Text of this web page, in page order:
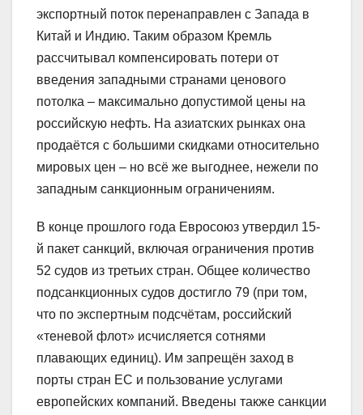
экспортный поток перенаправлен с Запада в
Китай и Индию. Таким образом Кремль
рассчитывал компенсировать потери от
введения западными странами ценового
потолка – максимально допустимой цены на
российскую нефть. На азиатских рынках она
продаётся с большими скидками относительно
мировых цен – но всё же выгоднее, нежели по
западным санкционным ограничениям.
В конце прошлого года Евросоюз утвердил 15-
й пакет санкций, включая ограничения против
52 судов из третьих стран. Общее количество
подсанкционных судов достигло 79 (при том,
что по экспертным подсчётам, российский
«теневой флот» исчисляется сотнями
плавающих единиц). Им запрещён заход в
порты стран ЕС и пользование услугами
европейских компаний. Введены также санкции